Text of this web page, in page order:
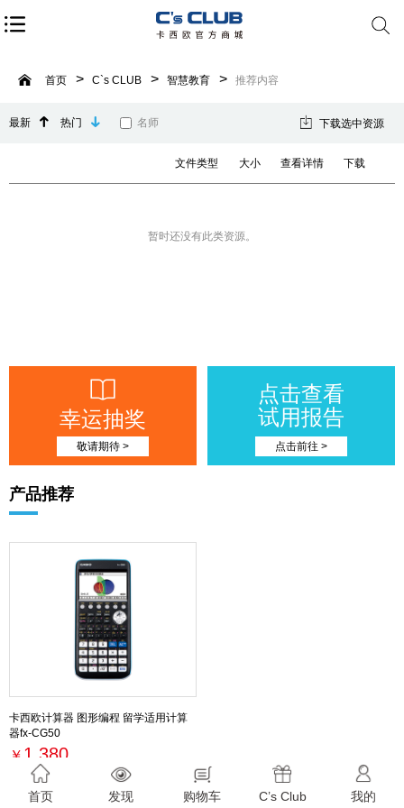
首页 C`s CLUB 智慧教育 推荐内容
最新 热门 名师 下载选中资源
文件类型 大小 查看详情 下载
暂时还没有此类资源。
幸运抽奖
敬请期待 >
点击查看
试用报告
点击前往 >
产品推荐
卡西欧计算器 图形编程 留学适用计算
器fx-CG50
￥ 1,380
最新活动
首页 发现 购物车 C’s Club 我的